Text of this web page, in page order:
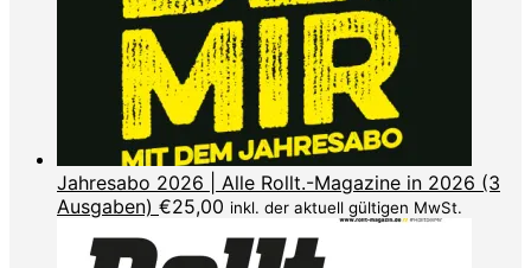
Jahresabo 2026 | Alle Rollt.-Magazine in 2026 (3
Ausgaben) €25,00 inkl. der aktuell gültigen MwSt.